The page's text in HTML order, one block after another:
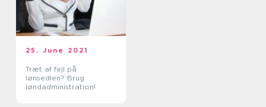
25. June 2021
Træt af fejl på
lønsedlen? Brug
løndadministration!